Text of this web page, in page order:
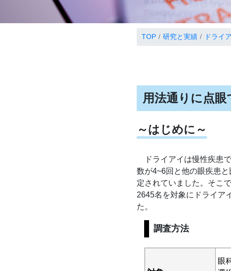
TOP 研究と実績 ドライ
用法通りに点
～はじめに～
ドライアイは慢性疾患
数が4~6回と他の眼疾患
定されていました。そこ
2645名を対象にドライア
た。
調査方法
眼